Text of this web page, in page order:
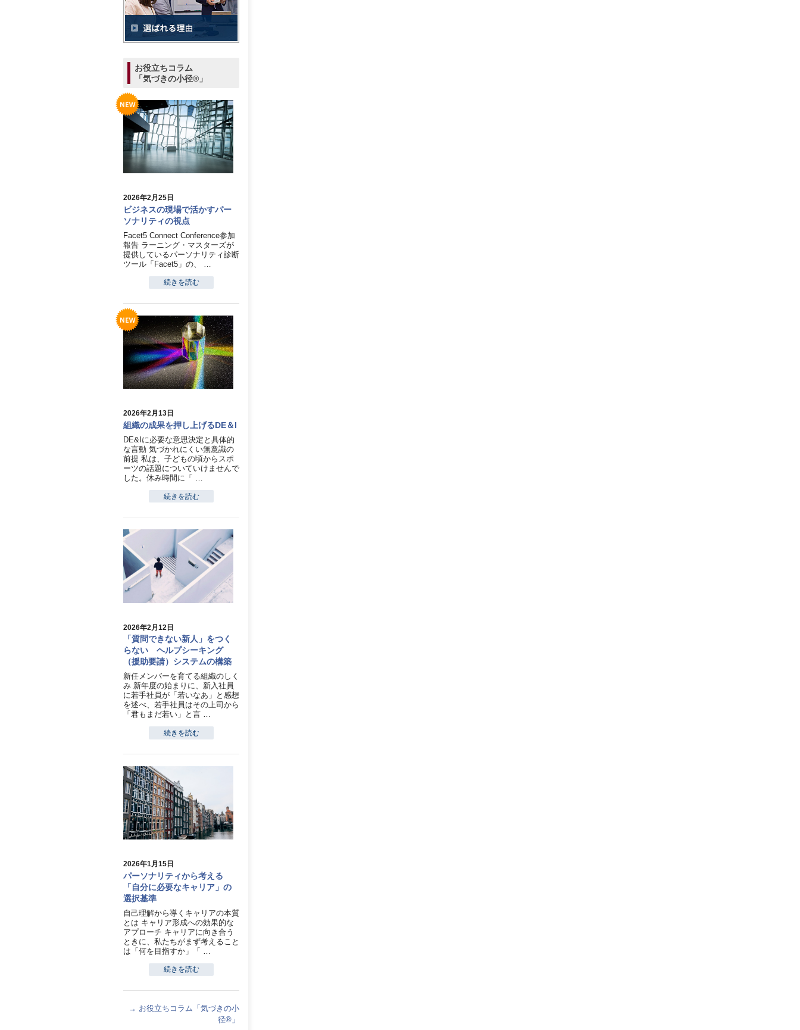
お役立ちコラム
「気づきの小径®」
2026年2月25日
ビジネスの現場で活かすパー
ソナリティの視点
Facet5 Connect Conference参加
報告 ラーニング・マスターズが
提供しているパーソナリティ診断
ツール「Facet5」の、 …
続きを読む
2026年2月13日
組織の成果を押し上げるDE＆I
DE&Iに必要な意思決定と具体的
な言動 気づかれにくい無意識の
前提 私は、子どもの頃からスポ
ーツの話題についていけませんで
した。休み時間に「 …
続きを読む
2026年2月12日
「質問できない新人」をつく
らない ヘルプシーキング
（援助要請）システムの構築
新任メンバーを育てる組織のしく
み 新年度の始まりに、新入社員
に若手社員が「若いなあ」と感想
を述べ、若手社員はその上司から
「君もまだ若い」と言 …
続きを読む
2026年1月15日
パーソナリティから考える
「自分に必要なキャリア」の
選択基準
自己理解から導くキャリアの本質
とは キャリア形成への効果的な
アプローチ キャリアに向き合う
ときに、私たちがまず考えること
は「何を目指すか」「 …
続きを読む
→ お役立ちコラム「気づきの小
径®」